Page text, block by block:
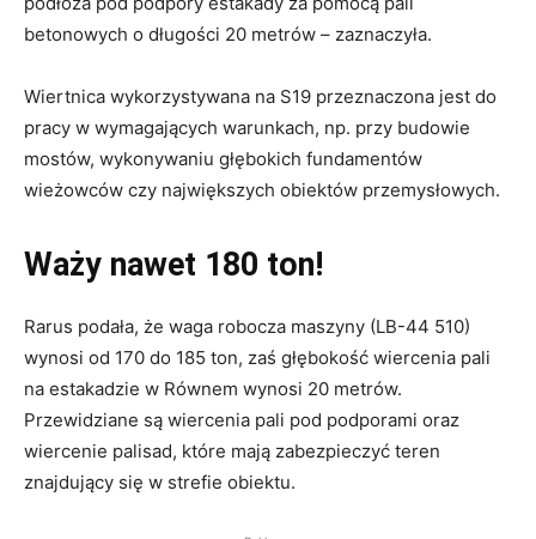
betonowych o długości 20 metrów – zaznaczyła.
Wiertnica wykorzystywana na S19 przeznaczona jest do
pracy w wymagających warunkach, np. przy budowie
mostów, wykonywaniu głębokich fundamentów
wieżowców czy największych obiektów przemysłowych.
Waży nawet 180 ton!
Rarus podała, że waga robocza maszyny (LB-44 510)
wynosi od 170 do 185 ton, zaś głębokość wiercenia pali
na estakadzie w Równem wynosi 20 metrów.
Przewidziane są wiercenia pali pod podporami oraz
wiercenie palisad, które mają zabezpieczyć teren
znajdujący się w strefie obiektu.